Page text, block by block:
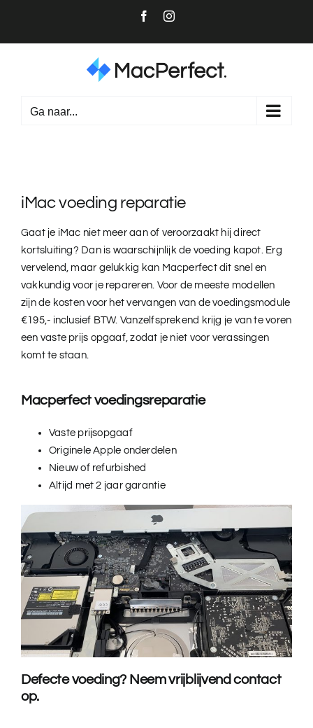
inhoud
FacebookInstagram
Ga naar...
iMac voeding reparatie
Gaat je iMac niet meer aan of veroorzaakt hij direct
kortsluiting? Dan is waarschijnlijk de voeding kapot. Erg
vervelend, maar gelukkig kan Macperfect dit snel en
vakkundig voor je repareren. Voor de meeste modellen
zijn de kosten voor het vervangen van de voedingsmodule
€195,- inclusief BTW. Vanzelfsprekend krijg je van te voren
een vaste prijs opgaaf, zodat je niet voor verassingen
komt te staan.
Macperfect voedingsreparatie
Vaste prijsopgaaf
Originele Apple onderdelen
Nieuw of refurbished
Altijd met 2 jaar garantie
Defecte voeding? Neem vrijblijvend contact
op.